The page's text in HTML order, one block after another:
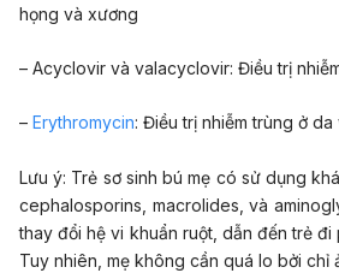
họng và xương
– Acyclovir và valacyclovir: Điều trị
– Erythromycin: Điều trị nhiễm trùng ở
Lưu ý: Trẻ sơ sinh bú mẹ có sử dụng
cephalosporins, macrolides, và
thay đổi hệ vi khuẩn ruột, dẫn đến trẻ đi
Tuy nhiên, mẹ không cần quá lo bởi chỉ